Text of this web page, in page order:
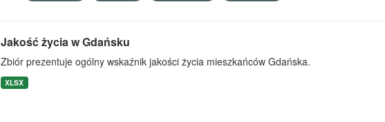
Jakość życia w Gdańsku
Zbiór prezentuje ogólny wskaźnik jakości życia mieszkańców Gdańska.
XLSX